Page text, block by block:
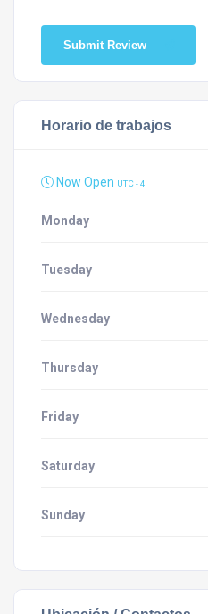
Submit Review
Horario de trabajos
Now Open UTC - 4
Monday
Tuesday
Wednesday
Thursday
Friday
Saturday
Sunday